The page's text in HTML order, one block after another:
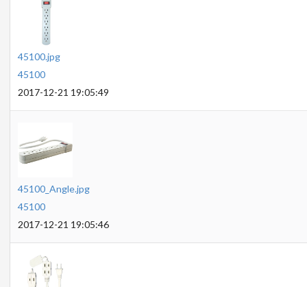
45100.jpg
45100
2017-12-21 19:05:49
45100_Angle.jpg
45100
2017-12-21 19:05:46